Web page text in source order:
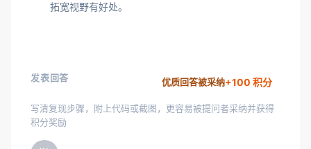
拓宽视野有好处。
发表回答 优质回答被采纳+100 积分
写清复现步骤，附上代码或截图，更容易被提问者采纳并获得
积分奖励